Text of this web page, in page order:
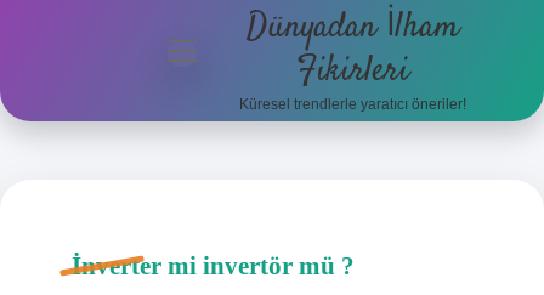
Anasayfa
Yasal Uyarı
menüyü
Dünyadan İlham
Fikirleri
Küresel trendlerle yaratıcı öneriler!
İnverter mi invertör mü ?